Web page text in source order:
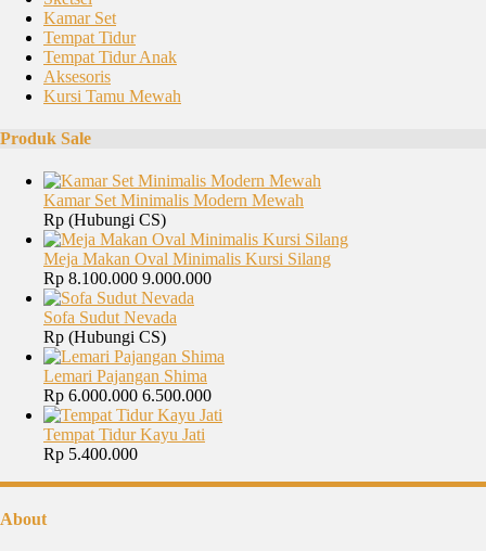
Kamar Set
Tempat Tidur
Tempat Tidur Anak
Aksesoris
Kursi Tamu Mewah
Produk Sale
Kamar Set Minimalis Modern Mewah
Rp (Hubungi CS)
Meja Makan Oval Minimalis Kursi Silang
Rp 8.100.000 9.000.000
Sofa Sudut Nevada
Rp (Hubungi CS)
Lemari Pajangan Shima
Rp 6.000.000 6.500.000
Tempat Tidur Kayu Jati
Rp 5.400.000
About